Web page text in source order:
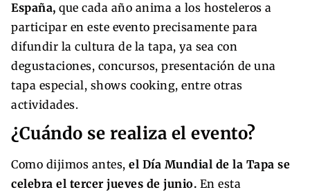
España, que cada año anima a los hosteleros a
participar en este evento precisamente para
difundir la cultura de la tapa, ya sea con
degustaciones, concursos, presentación de una
tapa especial, shows cooking, entre otras
actividades.
¿Cuándo se realiza el evento?
Como dijimos antes, el Día Mundial de la Tapa se
celebra el tercer jueves de junio. En esta